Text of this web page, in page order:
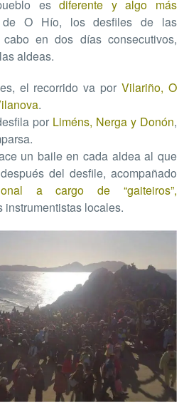
esdiferente y algo más
O Hío, los desfiles de las
en dos días consecutivos,
aldeas.
el recorrido va porVilariño, O
.
por Liméns, Nerga y Donón,
un baile en cada aldea al que
del desfile, acompañado
a cargo de “gaiteiros”,
instrumentistas locales.